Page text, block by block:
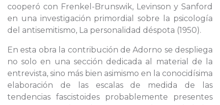
cooperó con Frenkel-Brunswik, Levinson y Sanford
en una investigación primordial sobre la psicología
del antisemitismo, La personalidad déspota (1950).
En esta obra la contribución de Adorno se despliega
no solo en una sección dedicada al material de la
entrevista, sino más bien asimismo en la conocidísima
elaboración de las escalas de medida de las
tendencias fascistoides probablemente presentes